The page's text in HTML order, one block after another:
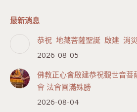
最新消息
恭祝 地藏菩薩聖誕 啟建 消
2026-08-05
佛教正心會啟建恭祝觀世音菩
會 法會圓滿殊勝
2026-08-04